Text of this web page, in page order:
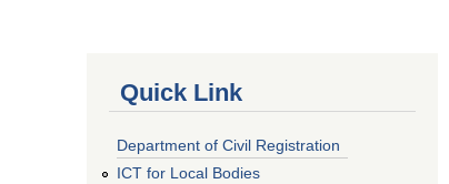
Quick Link
Department of Civil Registration
ICT for Local Bodies